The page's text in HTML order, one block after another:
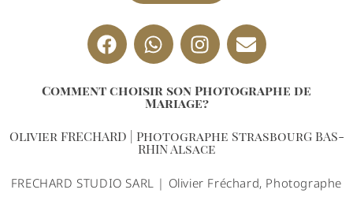
Comment choisir son Photographe de
Mariage?
Olivier FRECHARD | Photographe StrasbourG BAS-
RHIN Alsace
FRECHARD STUDIO SARL | Olivier Fréchard, Photographe